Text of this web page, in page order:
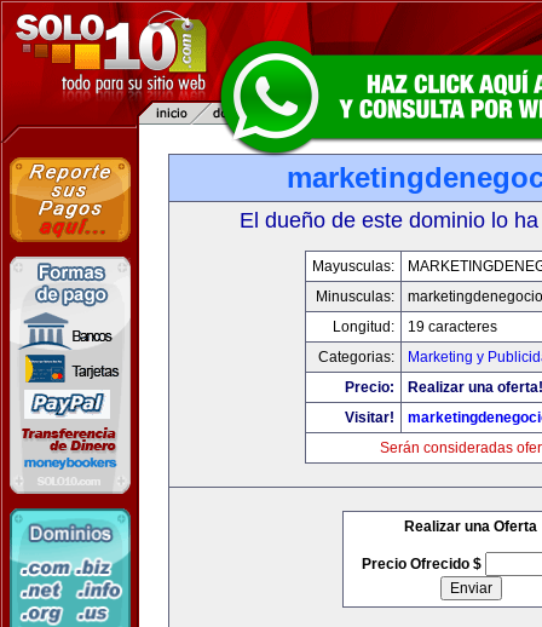
El dueño de este dominio lo
Mayusculas:
Minusculas:
Longitud:
19 caracteres
Categorias:
Marketing y
Precio:
Realizar una oferta!
Visitar!
Serán consideradas
Realizar una Oferta
Precio Ofrecido $